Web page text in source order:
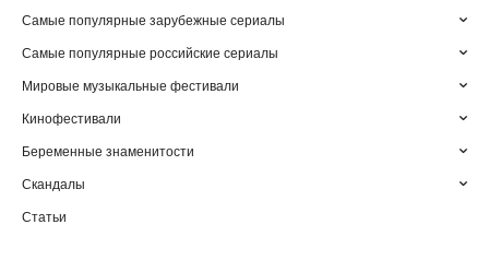
Самые популярные зарубежные сериалы
Самые популярные российские сериалы
Мировые музыкальные фестивали
Кинофестивали
Беременные знаменитости
Скандалы
Статьи